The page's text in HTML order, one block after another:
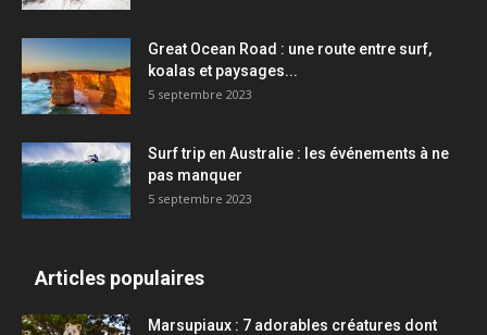
Great Ocean Road : une route entre surf,
koalas et paysages...
5 septembre 2023
Surf trip en Australie : les événements à ne
pas manquer
5 septembre 2023
Articles populaires
Marsupiaux : 7 adorables créatures dont